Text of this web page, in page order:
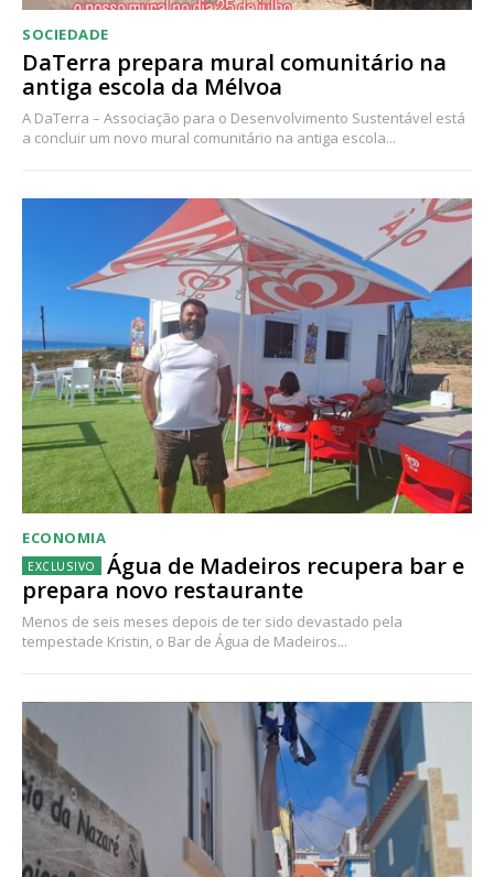
SOCIEDADE
DaTerra prepara mural comunitário na
antiga escola da Mélvoa
A DaTerra – Associação para o Desenvolvimento Sustentável está
a concluir um novo mural comunitário na antiga escola...
ECONOMIA
Água de Madeiros recupera bar e
prepara novo restaurante
Menos de seis meses depois de ter sido devastado pela
tempestade Kristin, o Bar de Água de Madeiros...